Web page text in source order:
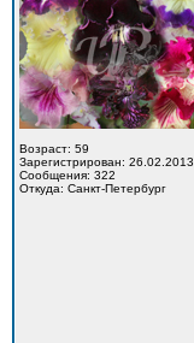
Возраст: 59
Зарегистрирован: 26.02.2013
Сообщения: 322
Откуда: Санкт-Петербург